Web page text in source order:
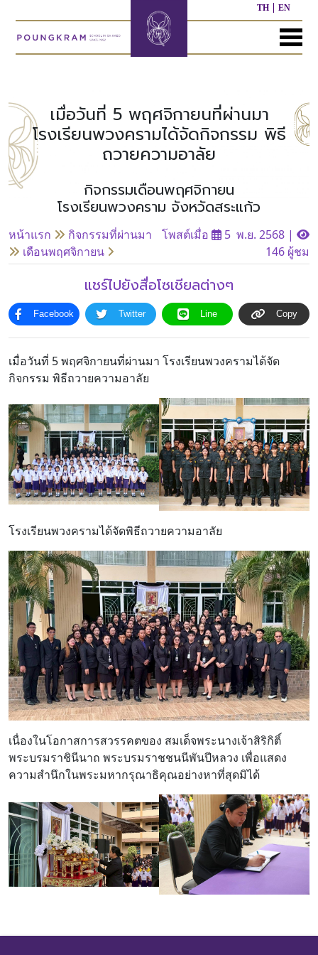
TH EN
MENU
แรก
กับ
ประวัติ
โรงเรียน
บุคลากร
ของ
เรา
โครงสร้าง
ขอบข่าย
และ
ภารกิจ
หลักสูตร
ก่อน
วัย
เรียน
หลักสูตร
หลักสูตร
ผล
งาน
ที่
ผ่าน
มา
ที่
ผ่าน
มา
เรา
เมื่อวันที่ 5 พฤศจิกายนที่ผ่านมา
โรงเรียนพวงครามได้จัดกิจกรรม พิธี
ถวายความอาลัย
กิจกรรมเดือนพฤศจิกายน
โรงเรียนพวงคราม จังหวัดสระแก้ว
หน้าแรก
กิจกรรมที่ผ่านมา
เดือนพฤศจิกายน
โพสต์เมื่อ 5 พ.ย. 2568 |
146 ผู้ชม
แชร์ไปยังสื่อโซเชียลต่างๆ
Facebook Twitter Line Copy
เมื่อวันที่ 5 พฤศจิกายนที่ผ่านมา โรงเรียนพวงครามได้จัด
กิจกรรม พิธีถวายความอาลัย
โรงเรียนพวงครามได้จัดพิธีถวายความอาลัย
เนื่องในโอกาสการสวรรคตของ สมเด็จพระนางเจ้าสิริกิติ์
พระบรมราชินีนาถ พระบรมราชชนนีพันปีหลวง เพื่อแสดง
ความสำนึกในพระมหากรุณาธิคุณอย่างหาที่สุดมิได้